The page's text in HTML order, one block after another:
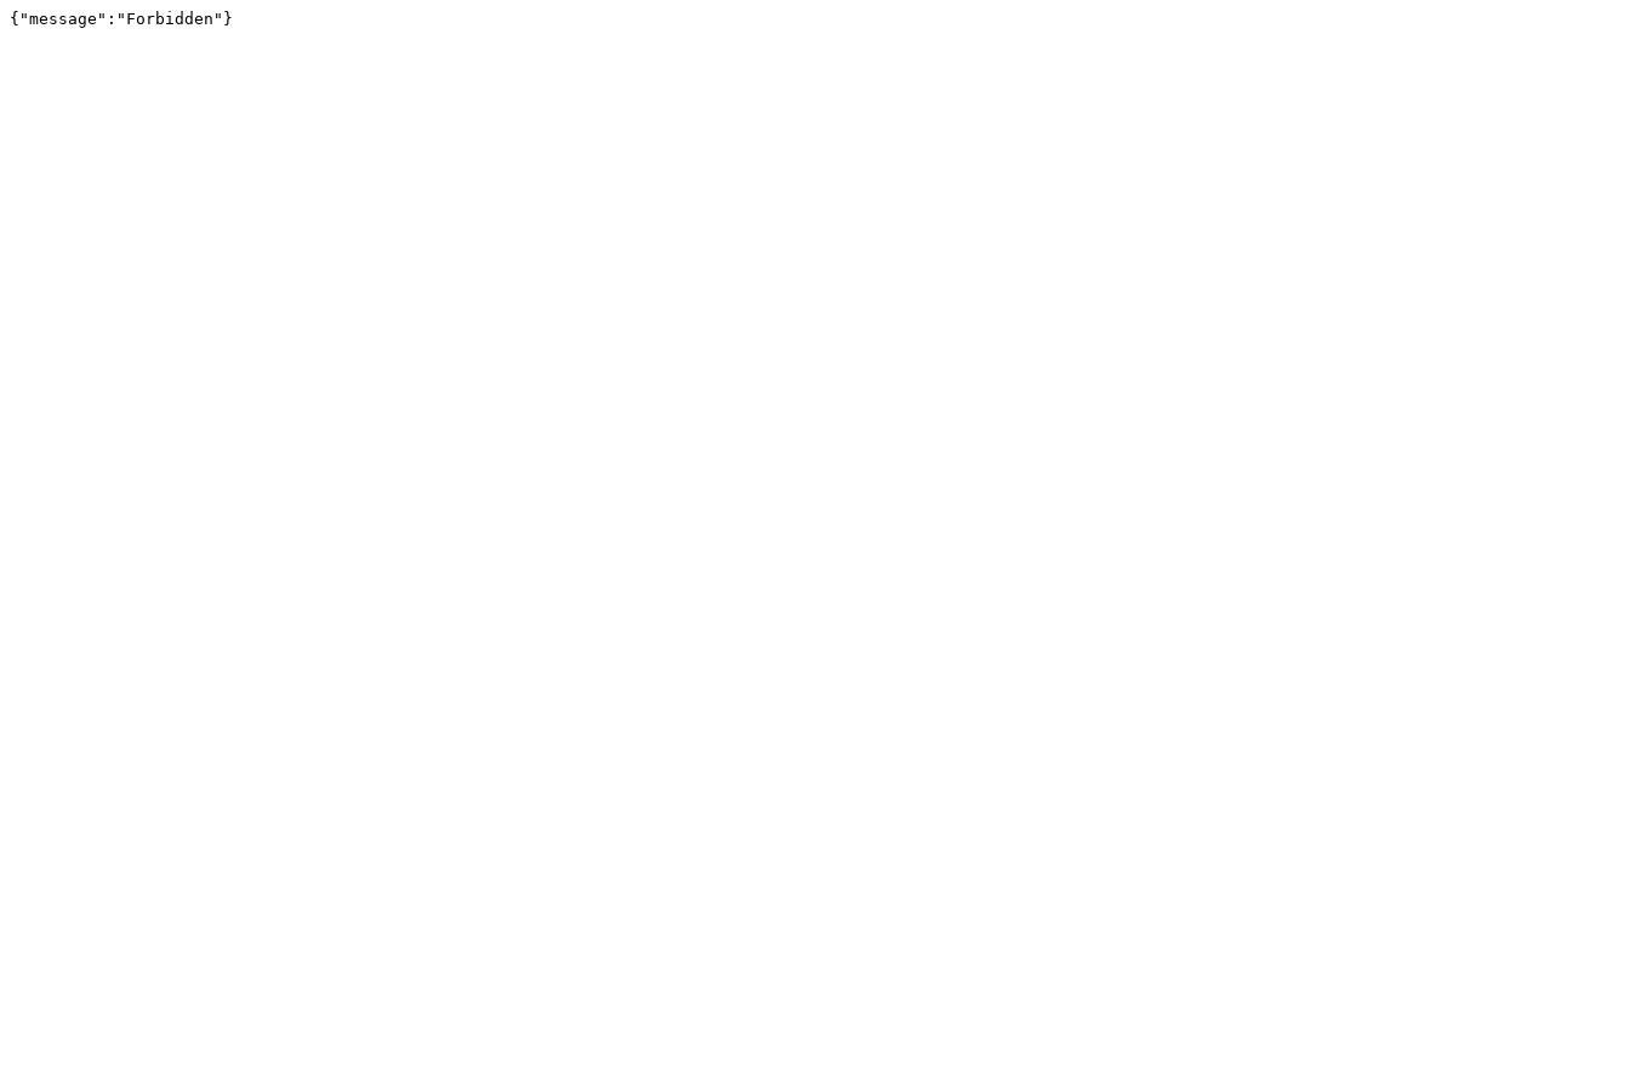
{"message":"Forbidden"}